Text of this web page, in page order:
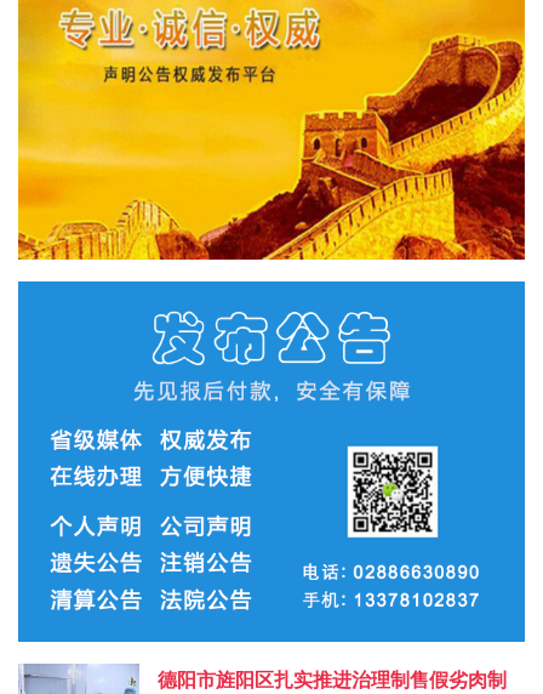
德阳市旌阳区扎实推进治理制售假劣肉制